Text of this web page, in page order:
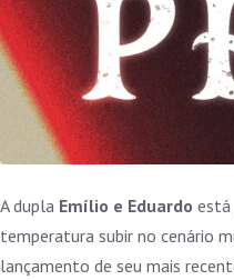
A dupla Emílio e Eduardo está
temperatura subir no cenário
lançamento de seu mais